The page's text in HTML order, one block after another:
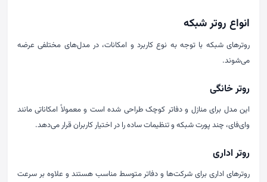
انواع روتر شبکه
روترهای شبکه با توجه به نوع کاربرد و امکانات، در مدل‌های مختلفی عرضه
می‌شوند.
روتر خانگی
این مدل برای منازل و دفاتر کوچک طراحی شده است و معمولاً امکاناتی مانند
وای‌فای، چند پورت شبکه و تنظیمات ساده را در اختیار کاربران قرار می‌دهد.
روتر اداری
روترهای اداری برای شرکت‌ها و دفاتر متوسط مناسب هستند و علاوه بر سرعت